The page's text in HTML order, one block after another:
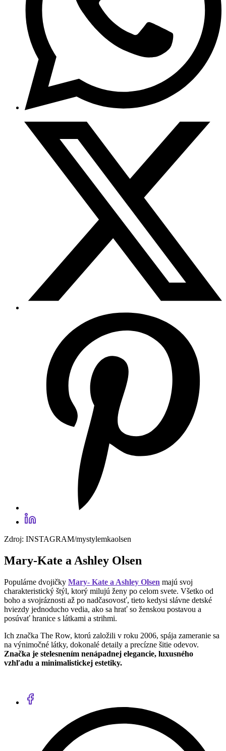
Zdroj: INSTAGRAM/mystylemkaolsen
Mary-Kate a Ashley Olsen
Populárne dvojičky Mary- Kate a Ashley Olsen majú svoj
charakteristický štýl, ktorý milujú ženy po celom svete. Všetko od
boho a svojráznosti až po nadčasovosť, tieto kedysi slávne detské
hviezdy jednoducho vedia, ako sa hrať so ženskou postavou a
posúvať hranice s látkami a strihmi.
Ich značka The Row, ktorú založili v roku 2006, spája zameranie sa
na výnimočné látky, dokonalé detaily a precízne šitie odevov.
Značka je stelesnením nenápadnej elegancie, luxusného
vzhľadu a minimalistickej estetiky.